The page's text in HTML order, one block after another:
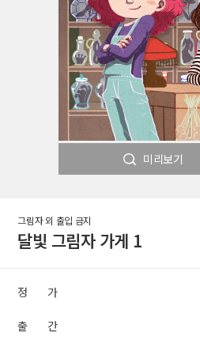
미리보기
그림자 외 출입 금지
달빛 그림자 가게 1
정 가
출 간